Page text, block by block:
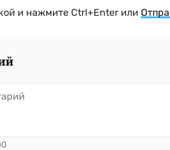
и нажмите Ctrl+Enter или